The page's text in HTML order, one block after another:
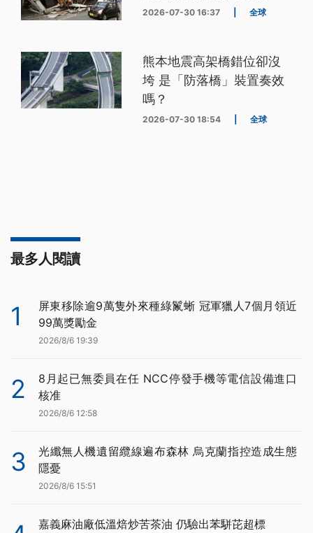
2026-07-30 16:37 全球
熊本地震高架橋錯位卻沒
垮 是「防落橋」裝置奏效
嗎？
2026-07-30 18:54 全球
最多人閱讀
1
屏東移除逾9萬隻外來種綠鬣蜥 冠軍獵人7個月領近
99萬獎勵金
2026/8/6 19:39
2
8月起已無委員在任 NCC停發手機等電信設備進口
核准
2026/8/6 12:58
3
光纖無人機遺留纜線遍布森林 烏克蘭指控造成生態
隱憂
2026/8/6 15:51
嘉義麻油廠低溫焙炒苦茶油 仍驗出苯駢芘超標